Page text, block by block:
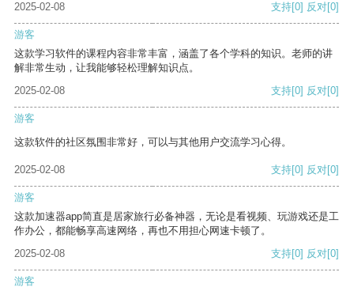
2025-02-08 支持[0] 反对[0]
游客
这款学习软件的课程内容非常丰富，涵盖了各个学科的知识。老师的讲
解非常生动，让我能够轻松理解知识点。
2025-02-08
支持[0] 反对[0]
游客
这款软件的社区氛围非常好，可以与其他用户交流学习心得。
2025-02-08 支持[0] 反对[0]
游客
这款加速器app简直是居家旅行必备神器，无论是看视频、玩游戏还是工
作办公，都能畅享高速网络，再也不用担心网速卡顿了。
2025-02-08
支持[0] 反对[0]
游客